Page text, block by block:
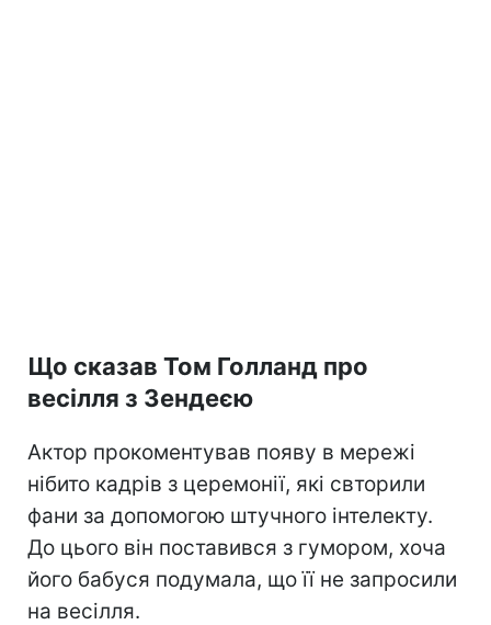
Що сказав Том Голланд про
весілля з Зендеєю
Актор прокоментував появу в мережі
нібито кадрів з церемонії, які свторили
фани за допомогою штучного інтелекту.
До цього він поставився з гумором, хоча
його бабуся подумала, що її не запросили
на весілля.